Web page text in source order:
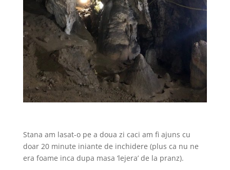
Stana am lasat-o pe a doua zi caci am fi ajuns cu
doar 20 minute iniante de inchidere (plus ca nu ne
era foame inca dupa masa ‘lejera’ de la pranz).